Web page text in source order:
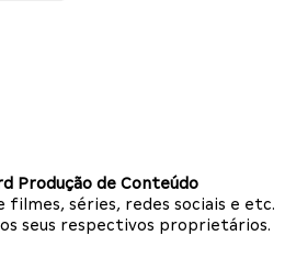
Produção de Conteúdo
filmes, séries, redes sociais e etc.
seus respectivos proprietários.